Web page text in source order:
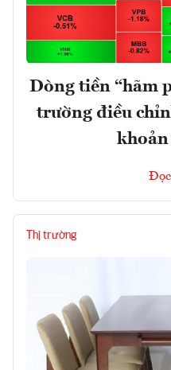
Dòng tiền “hãm
trường điều
khoản
Thị trường